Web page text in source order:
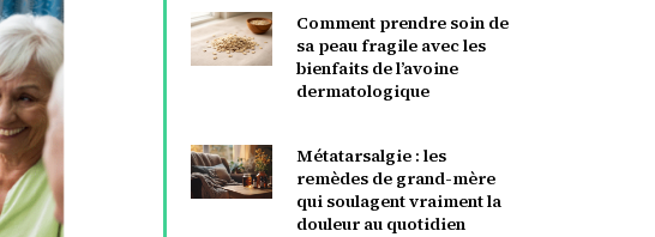
Comment prendre soin de
sa peau fragile avec les
bienfaits de l’avoine
dermatologique
Métatarsalgie : les
remèdes de grand-mère
qui soulagent vraiment la
douleur au quotidien